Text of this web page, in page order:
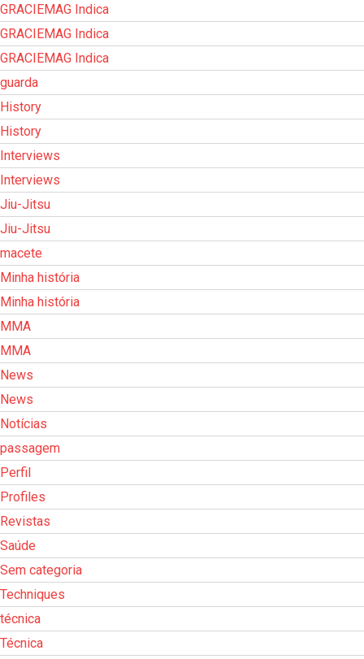
GRACIEMAG Indica
GRACIEMAG Indica
GRACIEMAG Indica
guarda
History
History
Interviews
Interviews
Jiu-Jitsu
Jiu-Jitsu
macete
Minha história
Minha história
MMA
MMA
News
News
Notícias
passagem
Perfil
Profiles
Revistas
Saúde
Sem categoria
Techniques
técnica
Técnica